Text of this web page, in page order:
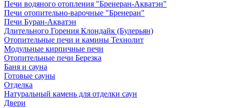
Печи водяного отопления "Бренеран-Акватэн"
Печи отопительно-варочные "Бренеран"
Печи Буран-Акватэн
Длительного Горения Клондайк (Булерьян)
Отопительные печи и камины Технолит
Модульные кирпичные печи
Отопительные печи Березка
Баня и сауна
Готовые сауны
Отделка
Натуральный камень для отделки саун
Двери